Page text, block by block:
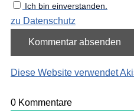
Ich bin einverstanden.
zu Datenschutz
Diese Website verwendet
0 Kommentare